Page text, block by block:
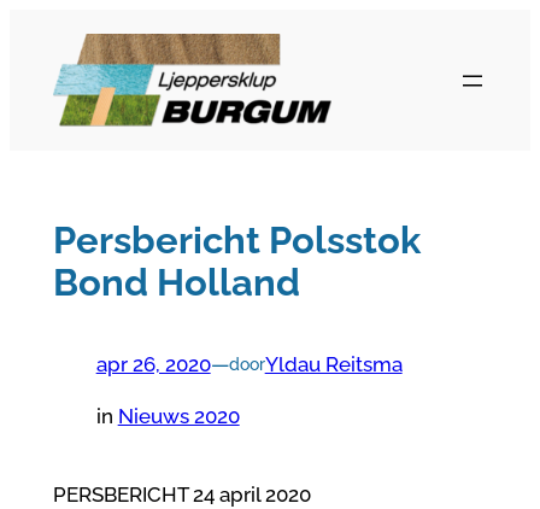
inhoud
Persbericht Polsstok
Bond Holland
apr 26, 2020—doorYldau Reitsma
in Nieuws 2020
PERSBERICHT 24 april 2020